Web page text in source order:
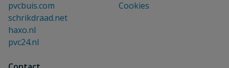
pvcbuis.com
schrikdraad.net
haxo.nl
pvc24.nl
Cookies